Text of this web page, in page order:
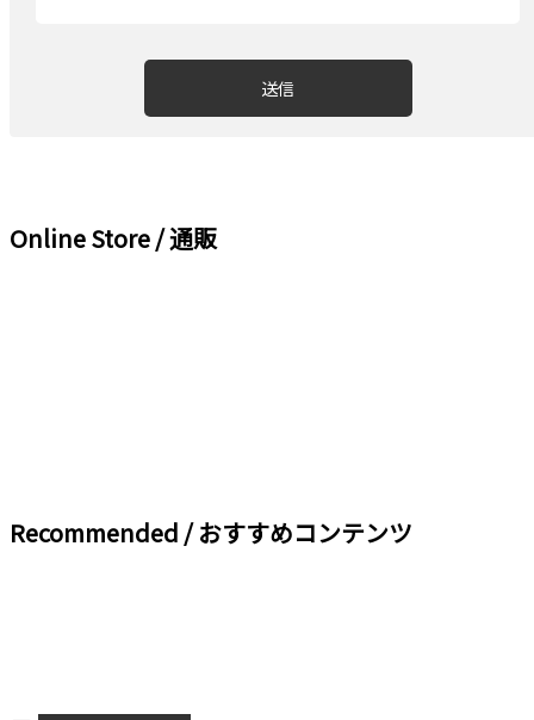
Online Store / 通販
Recommended / おすすめコンテンツ